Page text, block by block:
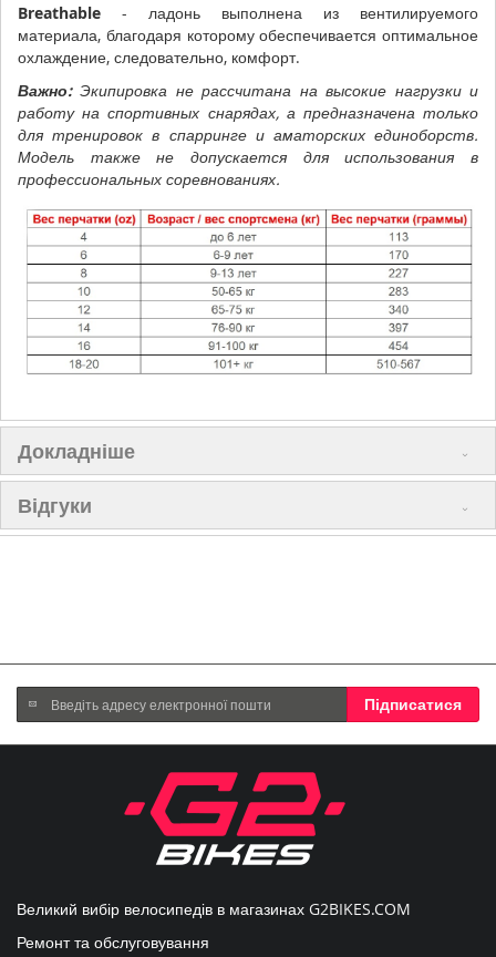
Breathable - ладонь выполнена из вентилируемого
материала, благодаря которому обеспечивается оптимальное
охлаждение, следовательно, комфорт.
Важно:Экипировка не рассчитана на высокие нагрузки и
работу на спортивных снарядах, а предназначена только
для тренировок в спарринге и аматорских единоборств.
Модель также не допускается для использования в
профессиональных соревнованиях.
Докладніше
Відгуки
Підпишіться
на
нашу
Підписатися
Великий вибір велосипедів в магазинах G2BIKES.COM
Ремонт та обслуговування